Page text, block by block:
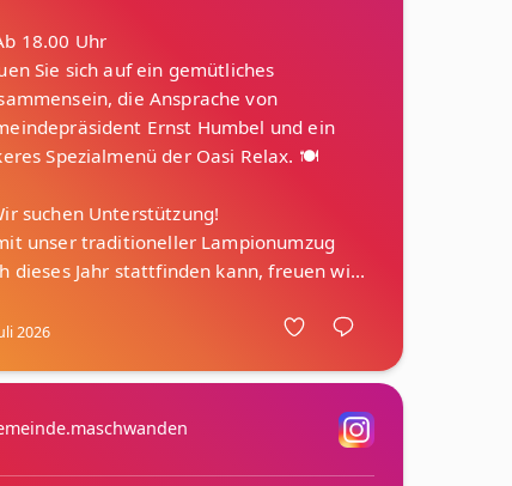
18.00 Uhr
Sie sich auf ein gemütliches
die Ansprache von
Ernst Humbel und ein
Spezialmenü der Oasi Relax. 🍽️
suchen Unterstützung!
unser traditioneller Lampionumzug
2026